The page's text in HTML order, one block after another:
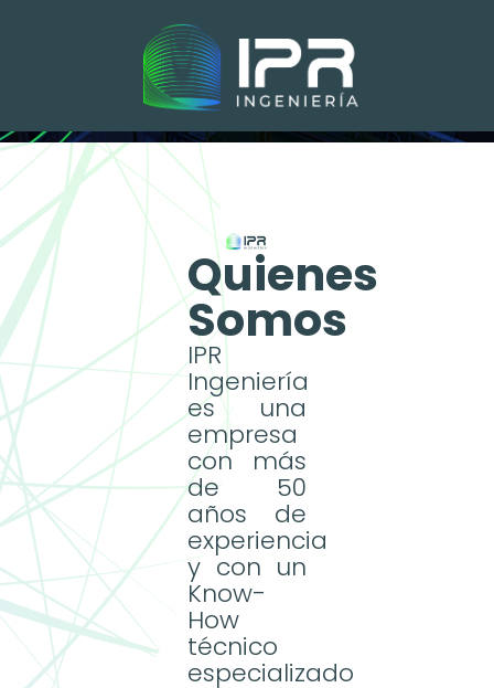
LINEA TANKS STORAGE
desde 500 hasta
1.000.000 de litros
POLIESTER
TANQUES EN
CON FIBRA DE VIDRIO
Quienes
Somos
IPR
Ingeniería
es una
empresa
con más
de 50
años de
experiencia
y con un
Know-
How
técnico
especializado